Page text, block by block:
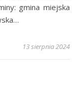
gmina miejska
13 sierpnia 2024